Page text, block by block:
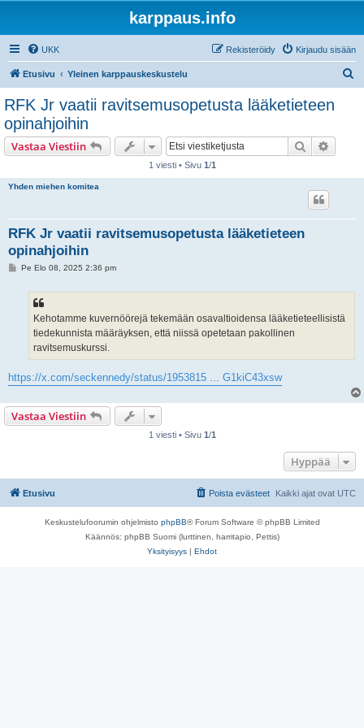
karppaus.info
UKK Kirjaudu sisään
Rekisteröidy
Etusivu Yleinen karppauskeskustelu
RFK Jr vaatii ravitsemusopetusta lääketieteen
opinahjoihin
Vastaa Viestiin Etsi
1 viesti • Sivu 1/1
Yhden miehen komitea
RFK Jr vaatii ravitsemusopetusta lääketieteen
opinahjoihin
VPe Elo 08, 2025 2:36 pm
Kehotamme kuvernöörejä tekemään osavaltioidensa lääketieteellisistä
tiedekunnista määräyksen, että niissä opetetaan pakollinen
ravitsemuskurssi.
https://x.com/seckennedy/status/1953815 ... G1kiC43xsw
Vastaa Viestiin
1 viesti • Sivu 1/1
Hyppää
Etusivu Kaikki ajat ovat UTC
Poista evästeet
Keskustelufoorumin ohjelmisto phpBB® Forum Software © phpBB Limited
Käännös: phpBB Suomi (lurttinen, harritapio, Pettis)
Yksityisyys | Ehdot